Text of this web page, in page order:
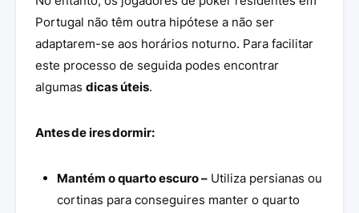
Portugal não têm outra hipótese a não ser
adaptarem-se aos horários noturno. Para facilitar
este processo de seguida podes encontrar
algumas dicas úteis.
Antes de ires dormir:
Mantém o quarto escuro – Utiliza persianas ou
cortinas para conseguires manter o quarto